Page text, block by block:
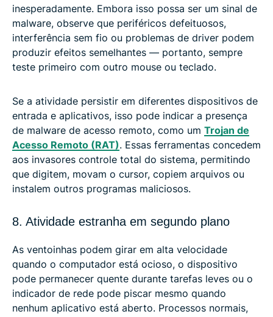
inesperadamente. Embora isso possa ser um sinal de
malware, observe que periféricos defeituosos,
interferência sem fio ou problemas de driver podem
produzir efeitos semelhantes — portanto, sempre
teste primeiro com outro mouse ou teclado.
Se a atividade persistir em diferentes dispositivos de
entrada e aplicativos, isso pode indicar a presença
de malware de acesso remoto, como um Trojan de
Acesso Remoto (RAT). Essas ferramentas concedem
aos invasores controle total do sistema, permitindo
que digitem, movam o cursor, copiem arquivos ou
instalem outros programas maliciosos.
8. Atividade estranha em segundo plano
As ventoinhas podem girar em alta velocidade
quando o computador está ocioso, o dispositivo
pode permanecer quente durante tarefas leves ou o
indicador de rede pode piscar mesmo quando
nenhum aplicativo está aberto. Processos normais,